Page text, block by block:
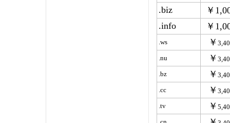
.biz
￥
.info
￥
.ws ￥
.nu
￥
.bz
￥
.cc
￥
.tv
￥